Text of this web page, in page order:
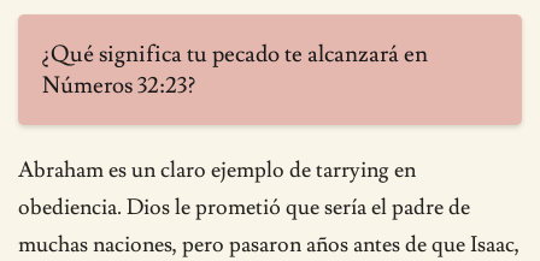
¿Qué significa tu pecado te alcanzará en
Números 32:23?
Abraham es un claro ejemplo de tarrying en
obediencia. Dios le prometió que sería el padre de
muchas naciones, pero pasaron años antes de que Isaac,